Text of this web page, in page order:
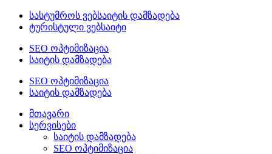
სასტუმროს ვებსაიტის დამზადება
ტურისტული ვებსაიტი
SEO ოპტიმიზაცია
საიტის დამზადება
SEO ოპტიმიზაცია
საიტის დამზადება
მთავარი
სერვისები
საიტის დამზადება
SEO ოპტიმიზაცია